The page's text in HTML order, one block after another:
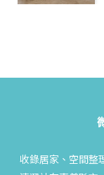
收錄居家、空間整